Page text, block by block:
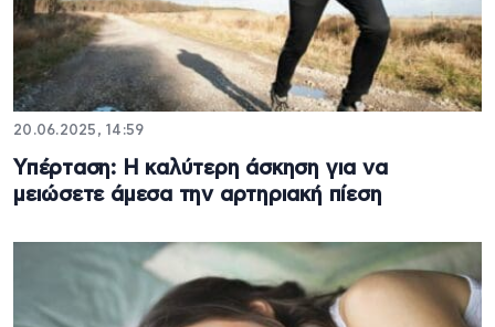
20.06.2025, 14:59
Υπέρταση: Η καλύτερη άσκηση για να
μειώσετε άμεσα την αρτηριακή πίεση